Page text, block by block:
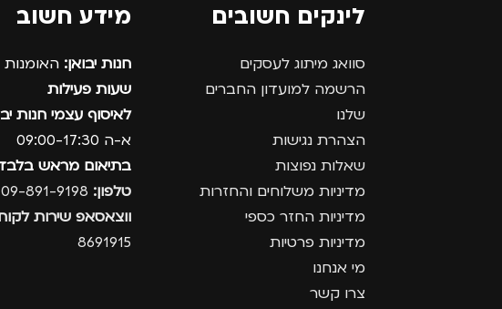
לינקים חשובים
סוואג מיתוג לעסקים
הרשמה למועדון החברים
שלנו
הצהרת נגישות
שאלות נפוצות
מדיניות משלוחים והחזרות
מדיניות החזר כספי
מדיניות פרטיות
מי אנחנו
צרו קשר
מידע חשוב
חנות יבואן: האומנות 12, נתניה.
שעות פעילות
לאיסוף עצמי חנות
א-ה 09:00-17:30
בתיאום מראש
טלפון:
ווצאסאפ שירות
8691915